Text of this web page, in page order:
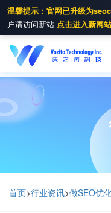
温馨提示：官网已升级为
户请访问新站 点击进入新网站
首页>行业资讯>